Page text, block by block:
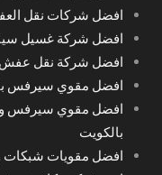
افضل شركات نقل
افضل شركة غسيل
افضل شركة نقل عفش و
افضل مقوي سيرفس
افضل مقوي سيرفس
بالكويت
افضل مقويات